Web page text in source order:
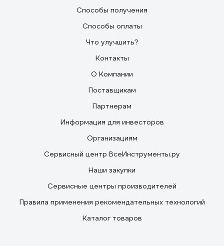
Способы получения
Способы оплаты
Что улучшить?
Контакты
О Компании
Поставщикам
Партнерам
Информация для инвесторов
Организациям
Сервисный центр ВсеИнструменты.ру
Наши закупки
Сервисные центры производителей
Правила применения рекомендательных технологий
Каталог товаров